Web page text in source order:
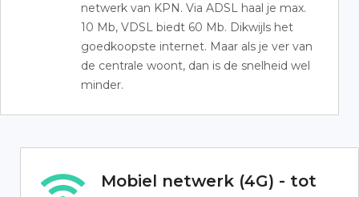
netwerk van KPN. Via ADSL haal je max.
10 Mb, VDSL biedt 60 Mb. Dikwijls het
goedkoopste internet. Maar als je ver van
de centrale woont, dan is de snelheid wel
minder.
Mobiel netwerk (4G) - tot